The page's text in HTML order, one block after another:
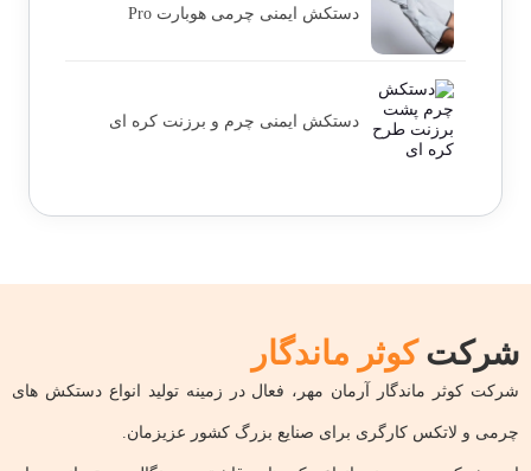
دستکش ایمنی چرمی هوبارت Pro
دستکش ایمنی چرم و برزنت کره ای
شرکتکوثر ماندگار
شرکت کوثر ماندگار آرمان مهر، فعال در زمینه تولید انواع دستکش های
چرمی و لاتکس کارگری برای صنایع بزرگ کشور عزیزمان.